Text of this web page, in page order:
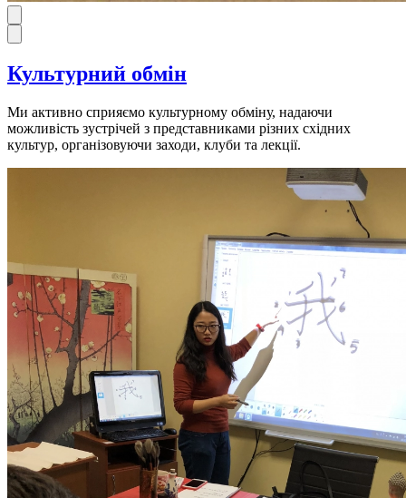
Культурний обмін
Ми активно сприяємо культурному обміну, надаючи
можливість зустрічей з представниками різних східних
культур, організовуючи заходи, клуби та лекції.